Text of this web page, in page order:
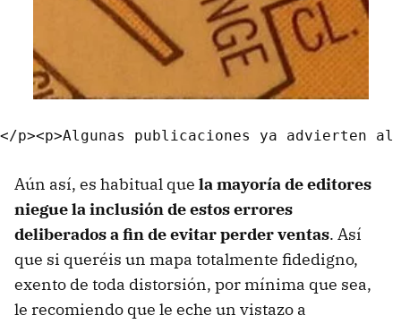
Aún así, es habitual que la mayoría de editores
niegue la inclusión de estos errores
deliberados a fin de evitar perder ventas. Así
que si queréis un mapa totalmente fidedigno,
exento de toda distorsión, por mínima que sea,
le recomiendo que le eche un vistazo a